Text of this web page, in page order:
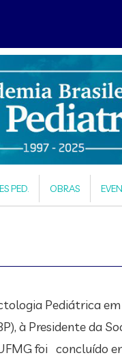
PED. OBRAS
Pediátrica
à Presidente da
foi concluído